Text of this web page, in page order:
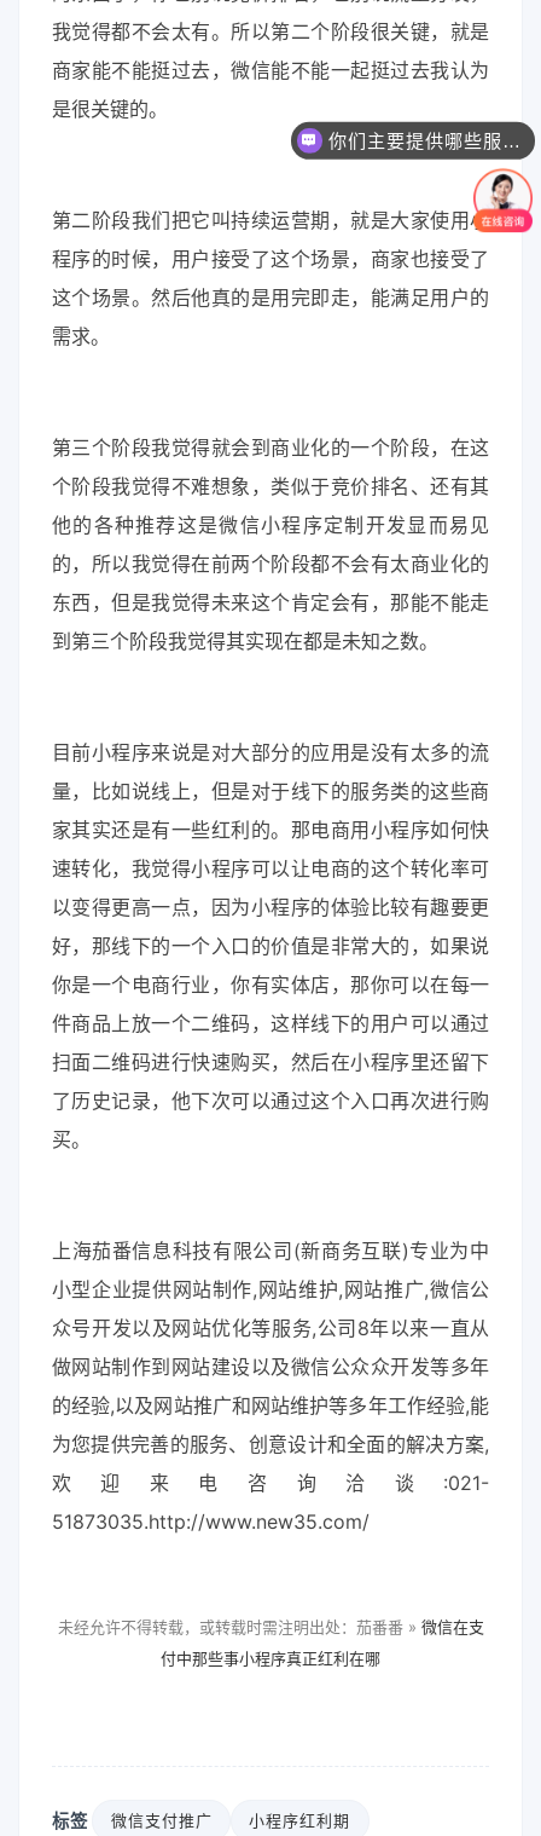
我觉得都不会太有。所以第二个阶段很关键，就是
商家能不能挺过去，微信能不能一起挺过去我认为
是很关键的。
第二阶段我们把它叫持续运营期，就是大家使用小
程序的时候，用户接受了这个场景，商家也接受了
这个场景。然后他真的是用完即走，能满足用户的
需求。
第三个阶段我觉得就会到商业化的一个阶段，在这
个阶段我觉得不难想象，类似于竞价排名、还有其
他的各种推荐这是微信小程序定制开发显而易见
的，所以我觉得在前两个阶段都不会有太商业化的
东西，但是我觉得未来这个肯定会有，那能不能走
到第三个阶段我觉得其实现在都是未知之数。
目前小程序来说是对大部分的应用是没有太多的流
量，比如说线上，但是对于线下的服务类的这些商
家其实还是有一些红利的。那电商用小程序如何快
速转化，我觉得小程序可以让电商的这个转化率可
以变得更高一点，因为小程序的体验比较有趣要更
好，那线下的一个入口的价值是非常大的，如果说
你是一个电商行业，你有实体店，那你可以在每一
件商品上放一个二维码，这样线下的用户可以通过
扫面二维码进行快速购买，然后在小程序里还留下
了历史记录，他下次可以通过这个入口再次进行购
买。
上海茄番信息科技有限公司(新商务互联)专业为中
小型企业提供网站制作,网站维护,网站推广,微信公
众号开发以及网站优化等服务,公司8年以来一直从
做网站制作到网站建设以及微信公众众开发等多年
的经验,以及网站推广和网站维护等多年工作经验,能
为您提供完善的服务、创意设计和全面的解决方案,
欢迎来电咨询洽谈:021-
51873035.http://www.new35.com/
未经允许不得转载，或转载时需注明出处：茄番番 » 微信在支
付中那些事小程序真正红利在哪
标签 微信支付推广 小程序红利期
你们主要提供哪些服务？可以根据需求定制吗？